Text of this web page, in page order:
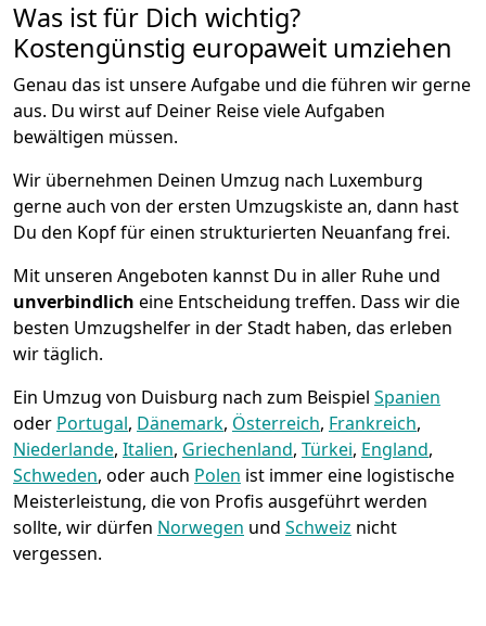
Was ist für Dich wichtig?
Kostengünstig europaweit umziehen
Genau das ist unsere Aufgabe und die führen wir gerne
aus. Du wirst auf Deiner Reise viele Aufgaben
bewältigen müssen.
Wir übernehmen Deinen Umzug nach Luxemburg
gerne auch von der ersten Umzugskiste an, dann hast
Du den Kopf für einen strukturierten Neuanfang frei.
Mit unseren Angeboten kannst Du in aller Ruhe und
unverbindlich eine Entscheidung treffen. Dass wir die
besten Umzugshelfer in der Stadt haben, das erleben
wir täglich.
Ein Umzug von Duisburg nach zum Beispiel Spanien
oder Portugal, Dänemark, Österreich, Frankreich,
Niederlande, Italien, Griechenland, Türkei, England,
Schweden, oder auch Polen ist immer eine logistische
Meisterleistung, die von Profis ausgeführt werden
sollte, wir dürfen Norwegen und Schweiz nicht
vergessen.